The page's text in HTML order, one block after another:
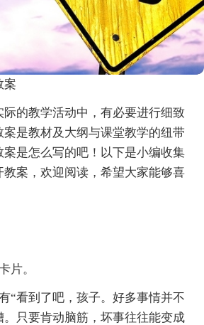
案
际的教学活动中，有必要进行细致
是教材及大纲与课堂教学的纽带
是怎么写的吧！以下是小编收集
案，欢迎阅读，希望大家能够喜
片。
“看到了吧，孩子。好多事情并不
只要肯动脑筋，坏事往往能变成